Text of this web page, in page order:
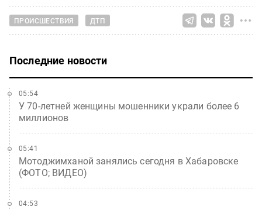
ПРОИСШЕСТВИЯ ДТП
Последние новости
У 70-летней женщины мошенники украли более 6
миллионов
05:54
Мотоджимханой занялись сегодня в Хабаровске
(ФОТО; ВИДЕО)
05:41
04:53